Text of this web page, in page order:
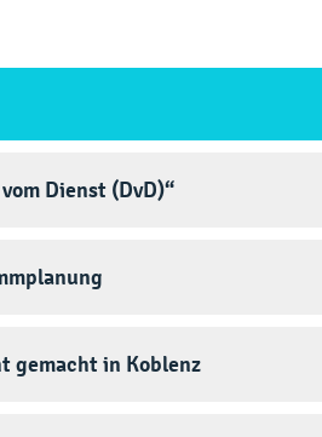
Dienst (DvD)“
gemacht in Koblenz